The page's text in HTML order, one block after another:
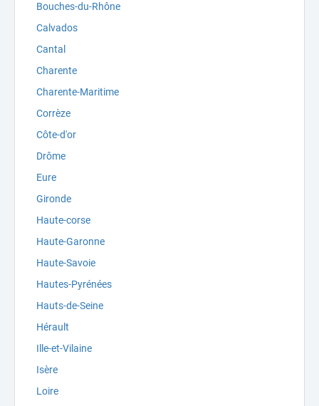
Bouches-du-Rhône
Calvados
Cantal
Charente
Charente-Maritime
Corrèze
Côte-d'or
Drôme
Eure
Gironde
Haute-corse
Haute-Garonne
Haute-Savoie
Hautes-Pyrénées
Hauts-de-Seine
Hérault
Ille-et-Vilaine
Isère
Loire